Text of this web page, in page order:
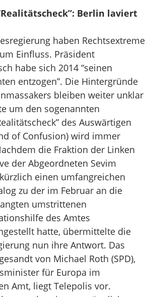
Berlin laviert
haben Rechtsextreme
Einfluss. Präsident
habe sich 2014 “seinen
entzogen”. Die Hintergründe
bleiben weiter unklar
um den sogenannten
des Auswärtigen
of Confusion) wird immer
die Fraktion der Linken
der Abgeordneten Sevim
einen umfangreichen
zu der im Februar an die
umstrittenen
des Amtes
hatte, übermittelte die
nun ihre Antwort. Das
von Michael Roth (SPD),
für Europa im
Amt, liegt Telepolis vor.